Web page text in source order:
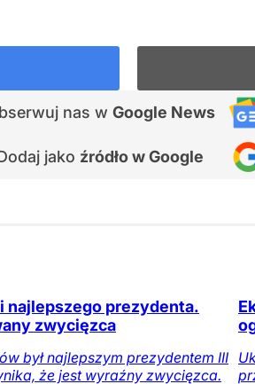
nas w Google News
jako źródło w Google
najlepszego prezydenta.
zwycięzca
był najlepszym prezydentem III
że jest wyraźny zwycięzca.